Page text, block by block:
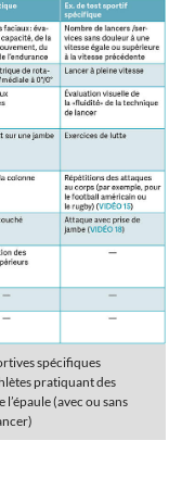
spécifiques
pratiquant des
(avec ou sans